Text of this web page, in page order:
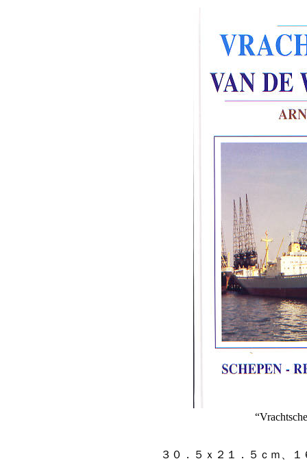
３０．５ｘ２１．５ｃｍ、